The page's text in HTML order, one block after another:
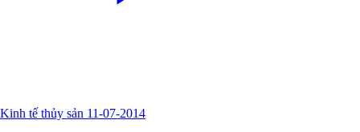
Kinh tế thủy sản 11-07-2014